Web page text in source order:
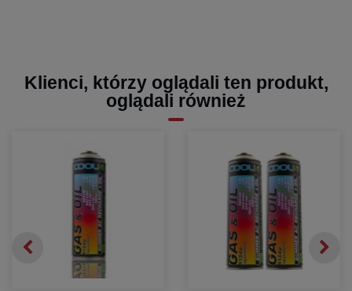
Klienci, którzy oglądali ten produkt,
oglądali również